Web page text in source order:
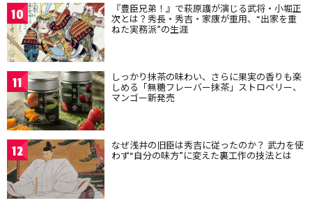
10 『豊臣兄弟！』で萩原護が演じる武将・小堀正
次とは？秀長・秀吉・家康が重用、“出家を重
ねた実務派”の生涯
11 しっかり抹茶の味わい、さらに果実の香りも楽
しめる「無糖フレーバー抹茶」ストロベリー、
マンゴー新発売
12 なぜ浅井の旧臣は秀吉に従ったのか？ 武力を使
わず“自分の味方”に変えた裏工作の技法とは